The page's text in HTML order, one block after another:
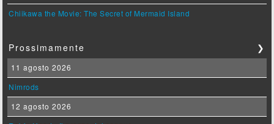
Chiikawa the Movie: The Secret of Mermaid Island
Prossimamente ❯
11 agosto 2026
Nimrods
12 agosto 2026